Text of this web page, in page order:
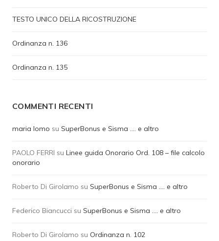
TESTO UNICO DELLA RICOSTRUZIONE
Ordinanza n. 136
Ordinanza n. 135
COMMENTI RECENTI
maria lomo su SuperBonus e Sisma …. e altro
PAOLO FERRI su Linee guida Onorario Ord. 108 – file calcolo
onorario
Roberto Di Girolamo su SuperBonus e Sisma …. e altro
Federico Biancucci su SuperBonus e Sisma …. e altro
Roberto Di Girolamo su Ordinanza n. 102